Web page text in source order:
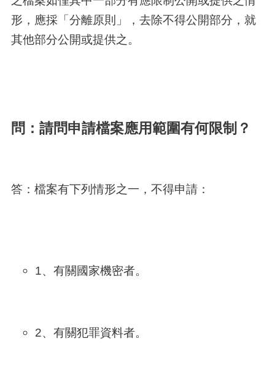
形，應採「分離原則」，去除不得公開部分，就
其他部分公開或提供之。
問：請問申請檔案應用範圍有何限制？
答：檔案有下列情形之一，不得申請：
1、有關國家機密者。
2、有關犯罪資料者。